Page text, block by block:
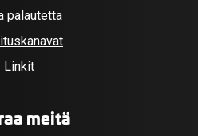
palautetta
Linkit
meitä